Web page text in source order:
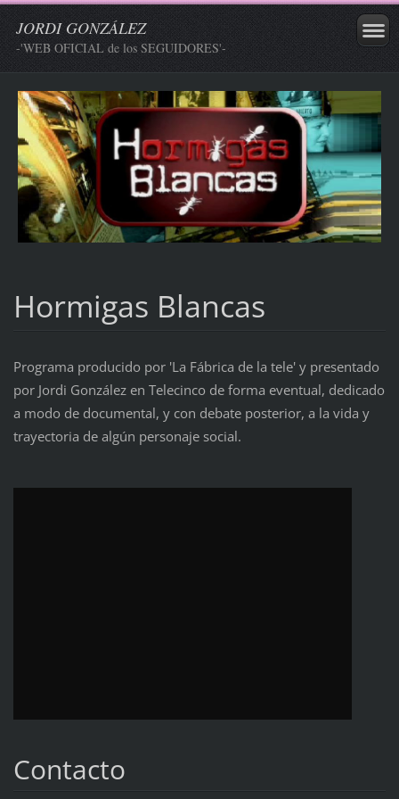
JORDI GONZÁLEZ
-'WEB OFICIAL de los SEGUIDORES'-
Hormigas Blancas
Programa producido por 'La Fábrica de la tele' y presentado
por Jordi González en Telecinco de forma eventual, dedicado
a modo de documental, y con debate posterior, a la vida y
trayectoria de algún personaje social.
Contacto